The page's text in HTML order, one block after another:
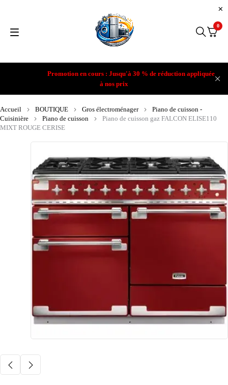
Promotion en cours : Jusqu'à 30 % de réduction appliquée
à nos prix
0
Accueil BOUTIQUE Gros électroménager
Piano de cuisson -
Cuisinière
Piano de cuisson
Piano de cuisson gaz FALCON ELISE110
MIXT ROUGE CERISE